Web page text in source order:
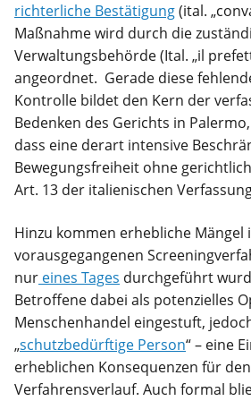
richterliche Bestätigung(ital.
Maßnahme wird durch die
Verwaltungsbehörde (Ital. „il
angeordnet. Gerade diese
Kontrolle bildet den Kern der
Bedenken des Gerichts in
dass eine derart intensive
Bewegungsfreiheit ohne
Art. 13 der italienischen
Hinzu kommen erhebliche Mängel
vorausgegangenen
nur eines Tages durchgeführt
Betroffene dabei als potenzielles
Menschenhandel eingestuft,
„schutzbedürftige Person“ – eine
erheblichen Konsequenzen für
Verfahrensverlauf. Auch formal